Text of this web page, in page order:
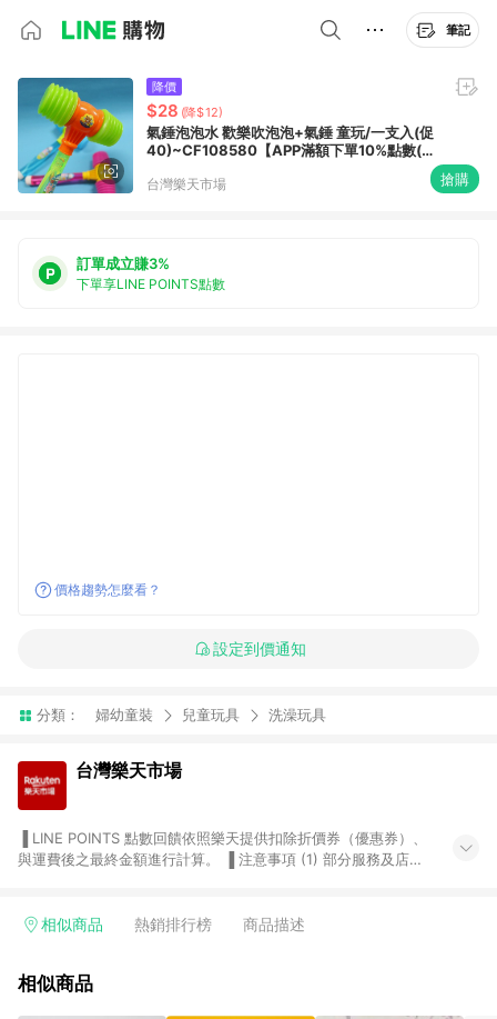
筆記
降價
$28 (降$12)
氣錘泡泡水 歡樂吹泡泡+氣錘 童玩/一支入(促
40)~CF108580【APP滿額下單10%點數(單
台灣樂天市場 搶購
訂單成立賺3%
下單享LINE POINTS點數
價格趨勢怎麼看？
設定到價通知
分類： 婦幼童裝 兒童玩具 洗澡玩具
台灣樂天市場
與運費後之最終金額進行計算。 ▐ 注意事項 (1) 部分服務及店家
Smart mobile、神腦生活、JS巨盛、樂天KOBO電子書，請詳閱
台灣樂天市場，並在同一瀏覽器於24小時內結帳，才享有 LINE
相似商品 熱銷排行榜 商品描述
相似商品